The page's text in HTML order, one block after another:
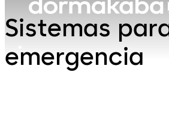
Sistemas
emergencia